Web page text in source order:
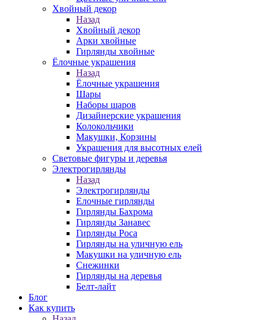
Хвойный декор
Назад
Хвойный декор
Арки хвойные
Гирлянды хвойные
Ёлочные украшения
Назад
Ёлочные украшения
Шары
Наборы шаров
Дизайнерские украшения
Колокольчики
Макушки, Корзины
Украшения для высотных елей
Световые фигуры и деревья
Электрогирлянды
Назад
Электрогирлянды
Елочные гирлянды
Гирлянды Бахрома
Гирлянды Занавес
Гирлянды Роса
Гирлянды на уличную ель
Макушки на уличную ель
Снежинки
Гирлянды на деревья
Белт-лайт
Блог
Как купить